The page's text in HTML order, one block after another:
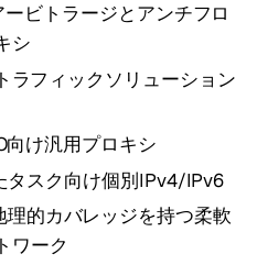
ビトラージとアンチフロ
シ
ラフィックソリューション
け汎用プロキシ
タスク向け個別IPv4/IPv6
的カバレッジを持つ柔軟
ワーク